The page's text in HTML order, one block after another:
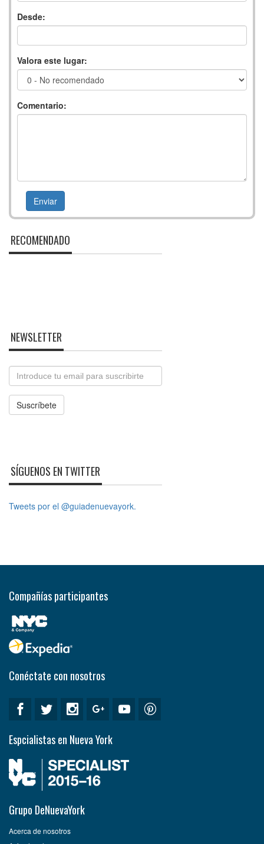
Desde:
Valora este lugar:
Comentario:
RECOMENDADO
NEWSLETTER
Email
Suscríbete
SÍGUENOS EN TWITTER
Tweets por el @guiadenuevayork.
Compañías participantes
Conéctate con nosotros
Espcialistas en Nueva York
Grupo DeNuevaYork
Acerca de nosotros